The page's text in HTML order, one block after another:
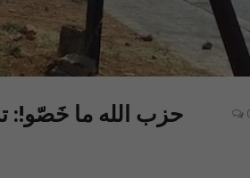
حزب الله ما خَصّو!: